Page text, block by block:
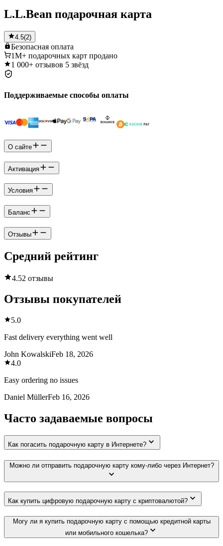
L.L.Bean подарочная карта
4.5(2)
Безопасная оплата
1M+ подарочных карт продано
1 000+ отзывов 5 звёзд
Поддерживаемые способы оплаты
О сайте
Активация
Условия
Баланс
Отзывы
Средний рейтинг
4.52 отзывы
Отзывы покупателей
5.0
Fast delivery everything went well
John KowalskiFeb 18, 2026
4.0
Easy ordering no issues
Daniel MüllerFeb 16, 2026
Часто задаваемые вопросы
Как погасить подарочную карту в Интернете?
Можно ли отправить подарочную карту кому-либо через Интернет?
Как купить цифровую подарочную карту с криптовалютой?
Могу ли я купить подарочную карту с помощью кредитной карты
или мобильного кошелька?